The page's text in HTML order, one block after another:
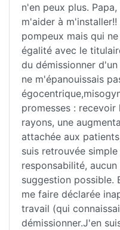
n'en peux plus.
m'aider à
pompeux mais qui
égalité avec le
du démissionner
ne m'épanouissais
promesses :
rayons, une
attachée aux
suis retrouvée
responsabilité,
suggestion possible.
me faire déclarée
travail (qui
démissionner.J'en